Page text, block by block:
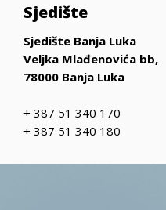
Sjedište
Sjedište Banja Luka
Veljka Mlađenovića bb,
78000 Banja Luka
+ 387 51 340 170
+ 387 51 340 180